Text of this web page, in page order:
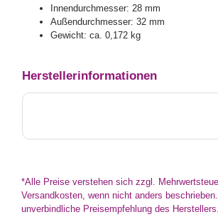
Innendurchmesser: 28 mm
Außendurchmesser: 32 mm
Gewicht: ca. 0,172 kg
Herstellerinformationen
*Alle Preise verstehen sich zzgl.
Versandkosten, wenn nicht anders
unverbindliche Preisempfehlung des Herstellers.